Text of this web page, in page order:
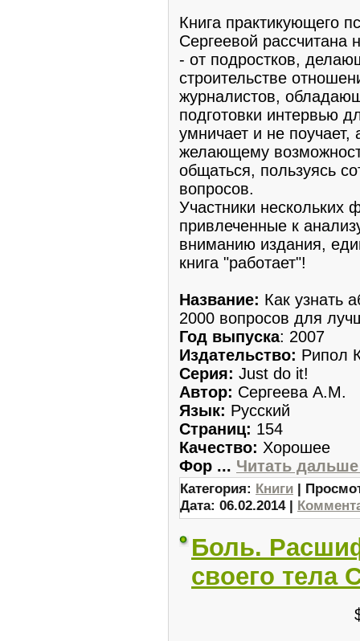
Книга практикующего
Сергеевой рассчитана
- от подростков,
строительстве
журналистов,
подготовки интервью
умничает и не
желающему
общаться, пользуясь
вопросов.
Участники нескольких
привлеченные к
вниманию издания,
книга "работает"!
Название: Как узнать
2000 вопросов для
Год выпуска: 2007
Издательство: Рипол
Серия: Just do it!
Автор: Сергеева А.М.
Язык: Русский
Страниц: 154
Качество: Хорошее
Фор ... Читать
Категория: Книги |
Дата: 06.02.2014|
Боль.
своего тела